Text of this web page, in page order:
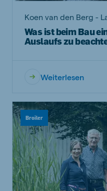
Koen van den Berg -
Was ist beim Bau
Auslaufs zu
Weiterlesen
Broiler